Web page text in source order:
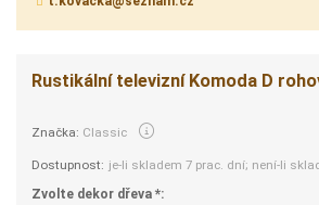
Rustikální televizní Komoda D
Značka: Classic
Dostupnost: je-li skladem 7 prac. dní; není-li
Zvolte dekor dřeva *: